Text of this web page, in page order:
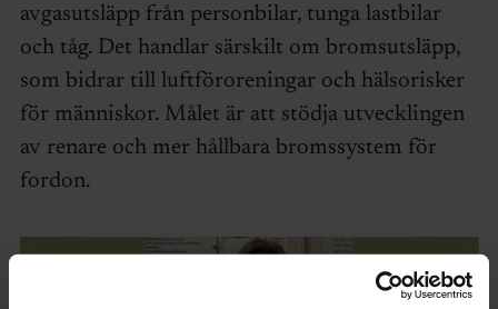
avgasutsläpp från personbilar, tunga lastbilar
och tåg. Det handlar särskilt om bromsutsläpp,
som bidrar till luftföroreningar och hälsorisker
för människor. Målet är att stödja utvecklingen
av renare och mer hållbara bromssystem för
fordon.